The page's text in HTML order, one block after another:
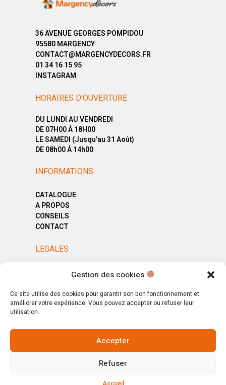
Gestion des cookies
Ce site utilise des cookies pour garantir son bon fonctionnement et
améliorer votre expérience. Vous pouvez accepter ou refuser leur
utilisation.
Accepter
Refuser
36 AVENUE GEORGES POMPIDOU
95580 MARGENCY
CONTACT@MARGENCYDECORS.FR
01 34 16 15 95
INSTAGRAM
HORAIRES D’OUVERTURE
DU LUNDI AU VENDREDI
DE 07H00 Á 18H00
LE SAMEDI (Jusqu'au 31 Août)
DE 08h00 Á 14h00
INFORMATIONS
CATALOGUE
A PROPOS
CONSEILS
CONTACT
LEGALES
MENTIONS LÉGALES
CGV
© Copyright 2025. All Rights Reserved.
Votre magasin, votre intérieur.